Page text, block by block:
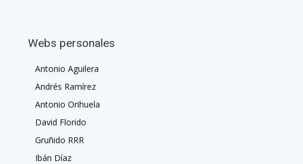
Webs personales
Antonio Aguilera
Andrés Ramírez
Antonio Orihuela
David Florido
Gruñido RRR
Ibán Díaz